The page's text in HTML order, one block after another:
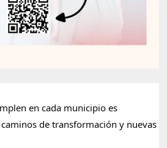
en cada municipio es
de transformación y nuevas